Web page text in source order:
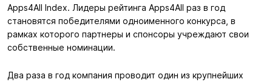
Apps4All Index. Лидеры рейтинга Apps4Аll раз в год
становятся победителями одноименного конкурса, в
рамках которого партнеры и спонсоры учреждают свои
собственные номинации.
Два раза в год компания проводит один из крупнейших